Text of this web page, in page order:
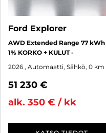
Ford Explorer
AWD Extended Range 77
1% KORKO + KULUT -
2026 , Automaatti, Sähkö, 0 km
51 230 €
alk. 350 € / kk